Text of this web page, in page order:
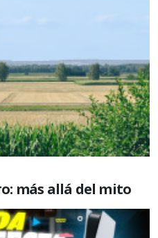
más allá del mito